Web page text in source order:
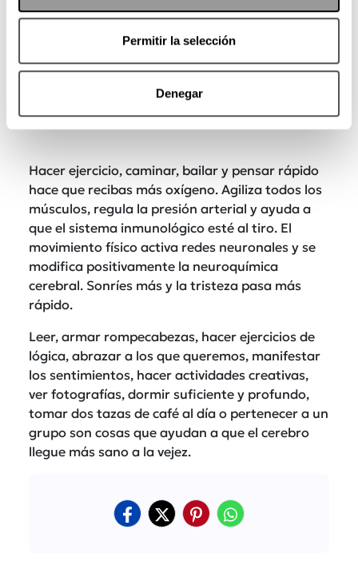
Permitir la selección
Denegar
Hacer ejercicio, caminar, bailar y pensar rápido
hace que recibas más oxígeno. Agiliza todos los
músculos, regula la presión arterial y ayuda a
que el sistema inmunológico esté al tiro. El
movimiento físico activa redes neuronales y se
modifica positivamente la neuroquímica
cerebral. Sonríes más y la tristeza pasa más
rápido.
Leer, armar rompecabezas, hacer ejercicios de
lógica, abrazar a los que queremos, manifestar
los sentimientos, hacer actividades creativas,
ver fotografías, dormir suficiente y profundo,
tomar dos tazas de café al día o pertenecer a un
grupo son cosas que ayudan a que el cerebro
llegue más sano a la vejez.